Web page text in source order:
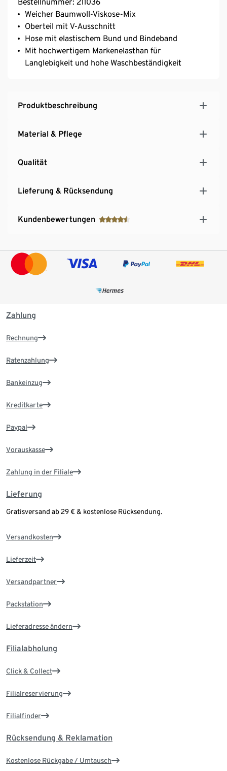
Weicher Baumwoll-Viskose-Mix
Oberteil mit V-Ausschnitt
Hose mit elastischem Bund und Bindeband
Mit hochwertigem Markenelasthan für
Langlebigkeit und hohe Waschbeständigkeit
Produktbeschreibung
Material & Pflege
Qualität
Lieferung & Rücksendung
Kundenbewertungen
Zahlung
Rechnung
Ratenzahlung
Bankeinzug
Kreditkarte
Paypal
Vorauskasse
Zahlung in der Filiale
Lieferung
Gratisversand ab 29 € & kostenlose Rücksendung.
Versandkosten
Lieferzeit
Versandpartner
Packstation
Lieferadresse ändern
Filialabholung
Click & Collect
Filialreservierung
Filialfinder
Rücksendung & Reklamation
Kostenlose Rückgabe / Umtausch